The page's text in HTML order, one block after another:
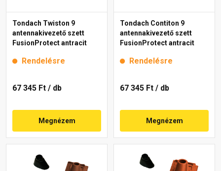
Tondach Twiston 9
antennakivezető szett
FusionProtect antracit
Rendelésre
67 345 Ft / db
Megnézem
Tondach Contiton 9
antennakivezető szett
FusionProtect antracit
Rendelésre
67 345 Ft / db
Megnézem